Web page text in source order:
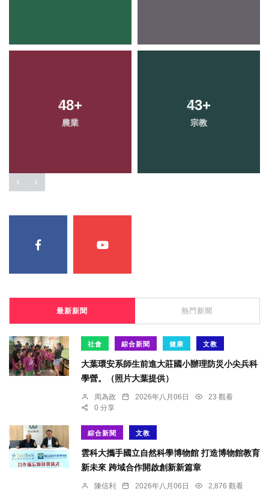
48+
農業
43+
宗教
最新新聞 熱門新聞
社會 綜合新聞 健康 文教
大葉環安系師生前進大莊國小辦理防災小尖兵科
學營。（照片大葉提供）
周為政 2026年八月06日
23 觀看
0 分享
綜合新聞 文教
雲科大攜手國立自然科學博物館 打造博物館教育
新未來 跨域合作開啟創新新篇章
陳信利 2026年八月06日
2,876 觀看